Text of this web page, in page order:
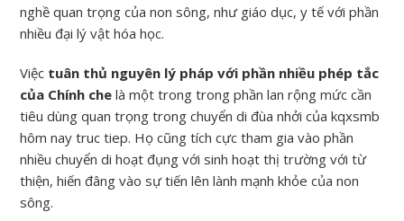
nghề quan trọng của non sông, như giáo dục, y tế với phần
nhiều đại lý vật hóa học.
Việc tuân thủ nguyên lý pháp với phần nhiều phép tắc
của Chính che là một trong trong phần lan rộng mức cần
tiêu dùng quan trọng trong chuyển di đùa nhởi của kqxsmb
hôm nay truc tiep. Họ cũng tích cực tham gia vào phần
nhiều chuyển di hoạt đụng với sinh hoạt thị trường với từ
thiện, hiến đâng vào sự tiến lên lành mạnh khỏe của non
sông.